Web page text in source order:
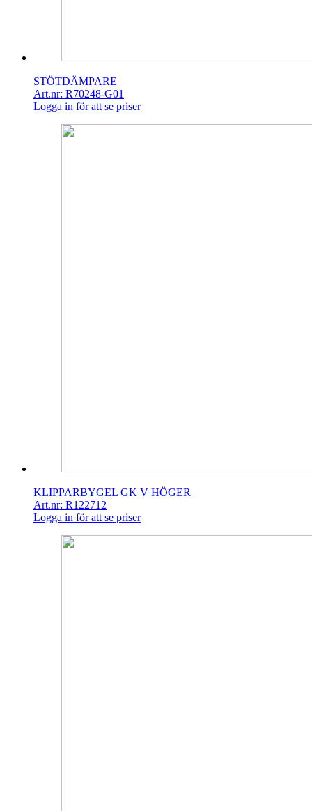
STÖTDÄMPARE
Art.nr: R70248-G01
Logga in för att se priser
KLIPPARBYGEL GK V HÖGER
Art.nr: R122712
Logga in för att se priser